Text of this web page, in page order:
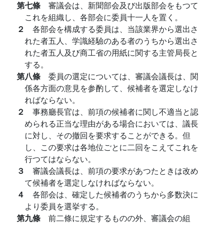
第七條 審議会は、新聞部会及び出版部会をもつて
これを組織し、各部会に委員十一人を置く。
２ 各部会を構成する委員は、当該業界から選出さ
れた者五人、学識経驗のある者のうちから選出さ
れた者五人及び商工省の用紙に関する主管局長と
する。
第八條 委員の選定については、審議会議長は、関
係各方面の意見を参酌して、候補者を選定しなけ
ればならない。
２ 事務廳長官は、前項の候補者に関し不適当と認
められる正当な理由がある場合においては、議長
に対し、その撤回を要求することができる。但
し、この要求は各地位ごとに二回をこえてこれを
行つてはならない。
３ 審議会議長は、前項の要求があつたときは改め
て候補者を選定しなければならない。
４ 各部会は、確定した候補者のうちから多数決に
より委員を選挙する。
第九條 前二條に規定するものの外、審議会の組